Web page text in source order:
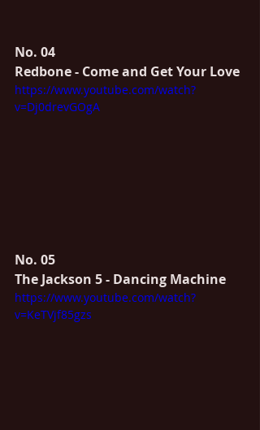
No. 04
Redbone - Come and Get Your Love
https://www.youtube.com/watch?
v=Dj0drevGOgA
No. 05
The Jackson 5 - Dancing Machine
https://www.youtube.com/watch?
v=KeTVjf85gzs